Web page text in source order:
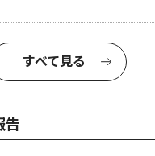
すべて見る
告